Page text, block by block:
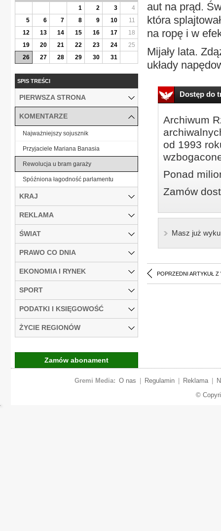
aut na prąd.
która
na ropę i w
Mijały lata.
układy
Dostęp do
Archiwum
od 1993
Ponad
Zamów
Masz już
POPRZEDNI ARTYKUŁ Z
1
2 3
4
5
6 7 8 9 10
11
12
13 14 15 16 17
18
19
20 21 22 23 24
25
26
27 28 29 30 31
SPIS TREŚCI
PIERWSZA STRONA
KOMENTARZE
Najważniejszy sojusznik
Przyjaciele Mariana Banasia
Rewolucja u bram garaży
Spóźniona łagodność parlamentu
KRAJ
REKLAMA
ŚWIAT
PRAWO CO DNIA
EKONOMIA I RYNEK
SPORT
PODATKI I KSIĘGOWOŚĆ
ŻYCIE REGIONÓW
Zamów abonament
Gremi Media: O nas Regulamin Reklama
©